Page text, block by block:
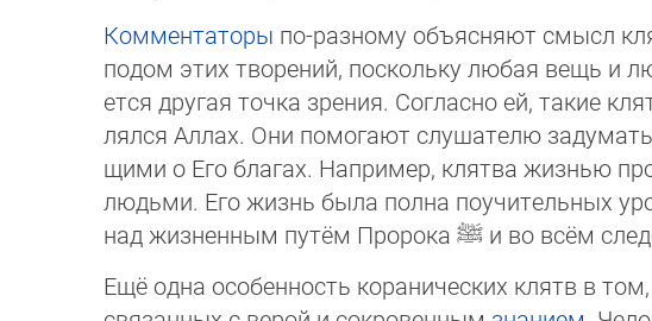
Комментаторы по-разному объясняют смысл
по­дом этих творений, поскольку любая вещь и
ется другая точка зрения. Согласно ей, такие
лял­ся Аллах. Они помогают слушателю
щими о Его благах. Например, клятва жизнью
людь­ми. Его жизнь была полна поучительных
над жизненным путём Пророка ﷺ и во всём
Ещё одна особенность коранических клятв в